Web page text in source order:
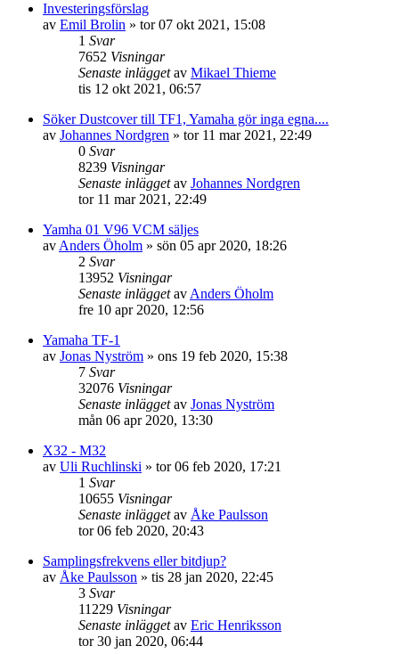
Investeringsförslag
av Emil Brolin » tor 07 okt 2021, 15:08
1 Svar
7652 Visningar
Senaste inläggetav Mikael Thieme
tis 12 okt 2021, 06:57
Söker Dustcover till TF1, Yamaha gör inga egna....
av Johannes Nordgren » tor 11 mar 2021, 22:49
0 Svar
8239 Visningar
Senaste inläggetav Johannes Nordgren
tor 11 mar 2021, 22:49
Yamha 01 V96 VCM säljes
av Anders Öholm » sön 05 apr 2020, 18:26
2 Svar
13952 Visningar
Senaste inläggetav Anders Öholm
fre 10 apr 2020, 12:56
Yamaha TF-1
av Jonas Nyström » ons 19 feb 2020, 15:38
7 Svar
32076 Visningar
Senaste inläggetav Jonas Nyström
mån 06 apr 2020, 13:30
X32 - M32
av Uli Ruchlinski » tor 06 feb 2020, 17:21
1 Svar
10655 Visningar
Senaste inläggetav Åke Paulsson
tor 06 feb 2020, 20:43
Samplingsfrekvens eller bitdjup?
av Åke Paulsson » tis 28 jan 2020, 22:45
3 Svar
11229 Visningar
Senaste inläggetav Eric Henriksson
tor 30 jan 2020, 06:44